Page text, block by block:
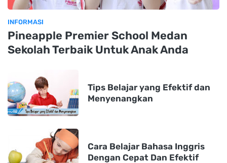
INFORMASI
Pineapple Premier School Medan
Sekolah Terbaik Untuk Anak Anda
Tips Belajar yang Efektif dan
Menyenangkan
Cara Belajar Bahasa Inggris
Dengan Cepat Dan Efektif